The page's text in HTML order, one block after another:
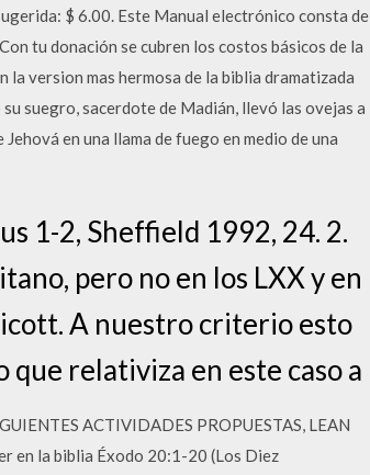
$ 6.00. Este Manual electrónico consta de
tu donación se cubren los costos básicos de la
version mas hermosa de la biblia dramatizada
suegro, sacerdote de Madián, llevó las ovejas a
en una llama de fuego en medio de una
1-2, Sheffield 1992, 24. 2.
pero no en los LXX y en
A nuestro criterio esto
relativiza en este caso a
ACTIVIDADES PROPUESTAS, LEAN
en la biblia Éxodo 20:1-20 (Los Diez